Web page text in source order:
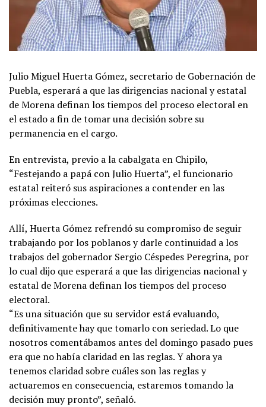
Julio Miguel Huerta Gómez, secretario de Gobernación de
Puebla, esperará a que las dirigencias nacional y estatal
de Morena definan los tiempos del proceso electoral en
el estado a fin de tomar una decisión sobre su
permanencia en el cargo.
En entrevista, previo a la cabalgata en Chipilo,
“Festejando a papá con Julio Huerta”, el funcionario
estatal reiteró sus aspiraciones a contender en las
próximas elecciones.
Allí, Huerta Gómez refrendó su compromiso de seguir
trabajando por los poblanos y darle continuidad a los
trabajos del gobernador Sergio Céspedes Peregrina, por
lo cual dijo que esperará a que las dirigencias nacional y
estatal de Morena definan los tiempos del proceso
electoral.
“Es una situación que su servidor está evaluando,
definitivamente hay que tomarlo con seriedad. Lo que
nosotros comentábamos antes del domingo pasado pues
era que no había claridad en las reglas. Y ahora ya
tenemos claridad sobre cuáles son las reglas y
actuaremos en consecuencia, estaremos tomando la
decisión muy pronto”, señaló.